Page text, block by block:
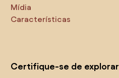
Mídia
Características
Certifique-se de explorar